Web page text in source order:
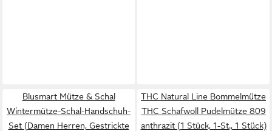
Blusmart Mütze & Schal
Wintermütze-Schal-Handschuh-
Set (Damen Herren, Gestrickte
THC Natural Line Bommelmütze
THC Schafwoll Pudelmütze 809
anthrazit (1 Stück, 1-St., 1 Stück)